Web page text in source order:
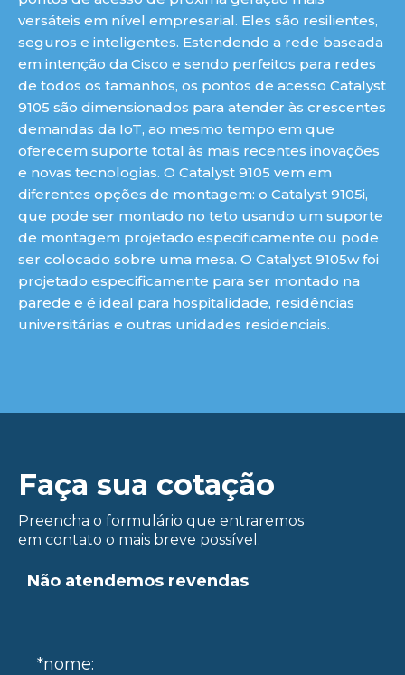
versáteis em nível empresarial. Eles são resilientes,
seguros e inteligentes. Estendendo a rede baseada
em intenção da Cisco e sendo perfeitos para redes
de todos os tamanhos, os pontos de acesso Catalyst
9105 são dimensionados para atender às crescentes
demandas da IoT, ao mesmo tempo em que
oferecem suporte total às mais recentes inovações
e novas tecnologias. O Catalyst 9105 vem em
diferentes opções de montagem: o Catalyst 9105i,
que pode ser montado no teto usando um suporte
de montagem projetado especificamente ou pode
ser colocado sobre uma mesa. O Catalyst 9105w foi
projetado especificamente para ser montado na
parede e é ideal para hospitalidade, residências
universitárias e outras unidades residenciais.
Faça sua cotação
Preencha o formulário que entraremos
em contato o mais breve possível.
Não atendemos revendas
*nome: